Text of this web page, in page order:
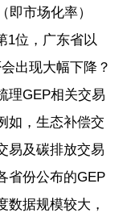
市场化率）
位，广东省以
出现大幅下降？
理GEP相关交易
如，生态补偿交
易及碳排放交易
省份公布的GEP
数据规模较大，